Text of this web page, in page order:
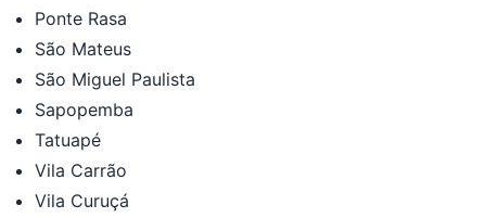
Ponte Rasa
São Mateus
São Miguel Paulista
Sapopemba
Tatuapé
Vila Carrão
Vila Curuçá